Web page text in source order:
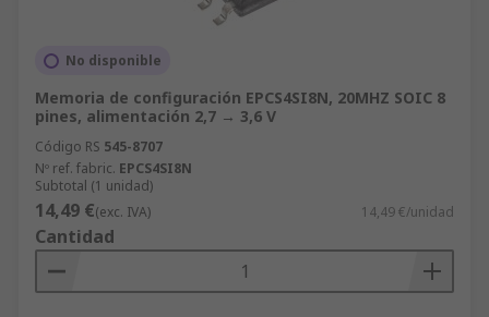
No disponible
Memoria de configuración EPCS4SI8N, 20MHZ SOIC 8
pines, alimentación 2,7 → 3,6 V
Código RS 545-8707
Nº ref. fabric. EPCS4SI8N
Subtotal (1 unidad)
14,49 €(exc. IVA) 14,49 €/unidad
Cantidad